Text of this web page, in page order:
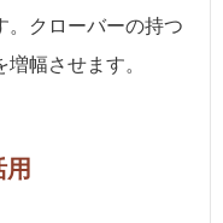
。クローバーの持つ
幅させます。